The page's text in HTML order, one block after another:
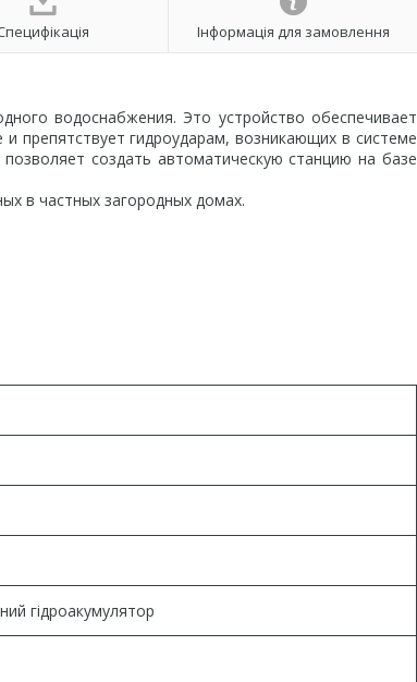
Інформація для замовлення
водоснабжения. Это устройство обеспечивает
препятствует гидроударам, возникающих в системе
создать автоматическую станцию на базе
в частных загородных домах.
гідроакумулятор